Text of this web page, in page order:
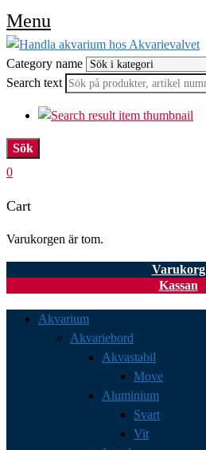
Menu
Category name
Search text
Sök
0
Cart
Varukorgen är tom.
Varukorg
Kassan
Akvarium
Akvariebord
Akvastabil
Move
Aluminium
Svart
Vit